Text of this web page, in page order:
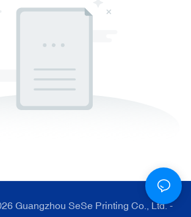
Guangzhou SeSe Printing Co., Ltd. -